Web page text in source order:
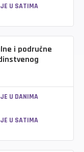
U SATIMA
i područne
U DANIMA
U SATIMA